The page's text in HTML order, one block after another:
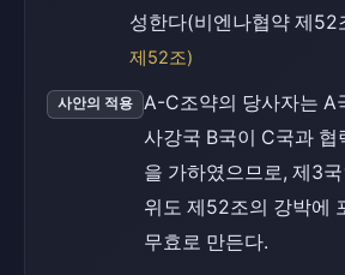
성한다(비엔나협약 제52
제52조)
사안의 적용
A-C조약의 당사자는 A
사강국 B국이 C국과 협
을 가하였으므로, 제3
위도 제52조의 강박에
무효로 만든다.